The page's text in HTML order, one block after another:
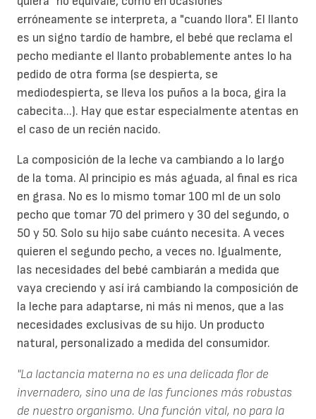
erróneamente se interpreta, a "cuando llora". El llanto
es un signo tardío de hambre, el bebé que reclama el
pecho mediante el llanto probablemente antes lo ha
pedido de otra forma (se despierta, se
mediodespierta, se lleva los puños a la boca, gira la
cabecita...). Hay que estar especialmente atentas en
el caso de un recién nacido.
La composición de la leche va cambiando a lo largo
de la toma. Al principio es más aguada, al final es rica
en grasa. No es lo mismo tomar 100 ml de un solo
pecho que tomar 70 del primero y 30 del segundo, o
50 y 50. Solo su hijo sabe cuánto necesita. A veces
quieren el segundo pecho, a veces no. Igualmente,
las necesidades del bebé cambiarán a medida que
vaya creciendo y así irá cambiando la composición de
la leche para adaptarse, ni más ni menos, que a las
necesidades exclusivas de su hijo. Un producto
natural, personalizado a medida del consumidor.
"La lactancia materna no es una delicada flor de
invernadero, sino una de las funciones más robustas
de nuestro organismo. Una función vital, no para la